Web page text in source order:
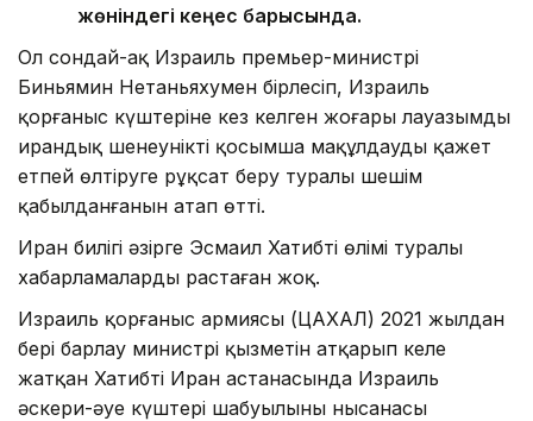
жөніндегі кеңес барысында.
Ол сондай-ақ Израиль премьер-министрі
Биньямин Нетаньяхумен бірлесіп, Израиль
қорғаныс күштеріне кез келген жоғары лауазымды
ирандық шенеунікті қосымша мақұлдауды қажет
етпей өлтіруге рұқсат беру туралы шешім
қабылданғанын атап өтті.
Иран билігі әзірге Эсмаил Хатибтің өлімі туралы
хабарламаларды растаған жоқ.
Израиль қорғаныс армиясы (ЦАХАЛ) 2021 жылдан
бері барлау министрі қызметін атқарып келе
жатқан Хатибтің Иран астанасында Израиль
әскери-әуе күштері шабуылының нысанасы